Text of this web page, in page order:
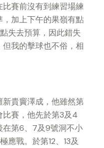
賽前沒有到練習場練
加上下午的果嶺有點
失去預算，因此錯失
我的擊球也不俗，相
貴竇澤成，他雖然第
賽，他先於第3及4
在第6、7及9號洞不小
應戰。於第12、13及